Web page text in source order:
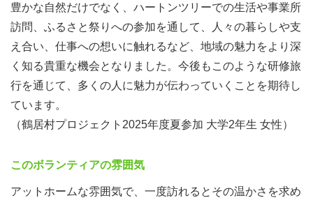
豊かな自然だけでなく、ハートンツリーでの生活や事業所
訪問、ふるさと祭りへの参加を通して、人々の暮らしや支
え合い、仕事への想いに触れるなど、地域の魅力をより深
く知る貴重な機会となりました。今後もこのような研修旅
行を通じて、多くの人に魅力が伝わっていくことを期待し
ています。
（鶴居村プロジェクト2025年度夏参加 大学2年生 女性）
このボランティアの雰囲気
アットホームな雰囲気で、一度訪れるとその温かさを求め